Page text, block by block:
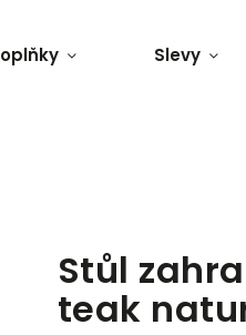
Slevy
Stůl
teak